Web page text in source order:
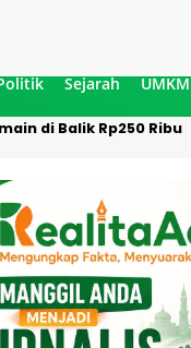
Sejarah UMKM
di Balik Rp250 Ribu